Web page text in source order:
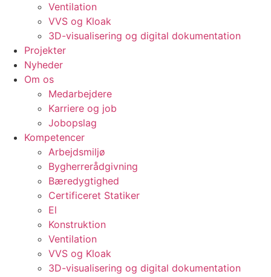
Ventilation
VVS og Kloak
3D-visualisering og digital dokumentation
Projekter
Nyheder
Om os
Medarbejdere
Karriere og job
Jobopslag
Kompetencer
Arbejdsmiljø
Bygherrerådgivning
Bæredygtighed
Certificeret Statiker
El
Konstruktion
Ventilation
VVS og Kloak
3D-visualisering og digital dokumentation